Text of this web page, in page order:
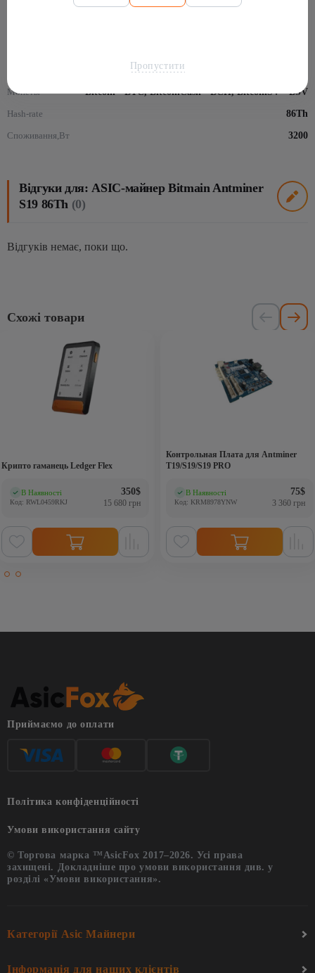
linemodel bitmain
Монеты Bitcoin - BTC, BitcoinCash - BCH, BitcoinSV - BSV
Hash-rate 86Th
Споживання,Вт 3200
Відгуки для: ASIC-майнер Bitmain Antminer
S19 86Th (0)
Відгуків немає, поки що.
Схожі товари
Крипто гаманець Ledger Flex
В Наявності(0)
Код: RWL0459RKJ
350$
15 680 грн
Контрольная Плата для Antminer
T19/S19/S19 PRO
В Наявності(0)
Код: KRM8978YNW
75$
3 360 грн
Приймаємо до оплати
Політика конфіденційності
Умови використання сайту
© Торгова марка ™AsicFox 2017–2026. Усі права
захищені. Докладніше про умови використання див. у
розділі «Умови використання».
Категорії Asic Майнери
Інформація для наших клієнтів
Пропустити